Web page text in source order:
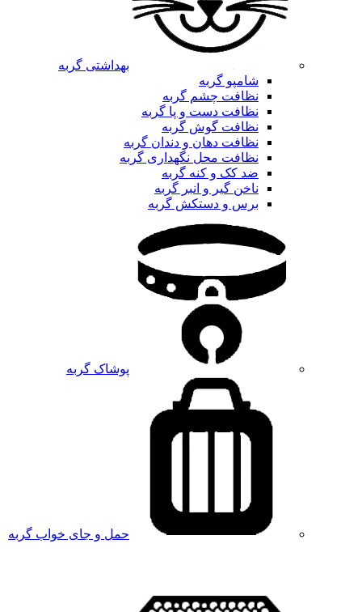
بهداشتی گربه
شامپو گربه
نظافت چشم گربه
نظافت دست و پا گربه
نظافت گوش گربه
نظافت دهان و دندان گربه
نظافت محل نگهداری گربه
ضد کک و کنه گربه
ناخن گیر و انبر گربه
برس و دستکش گربه
پوشاک گربه
حمل و جای خواب گربه